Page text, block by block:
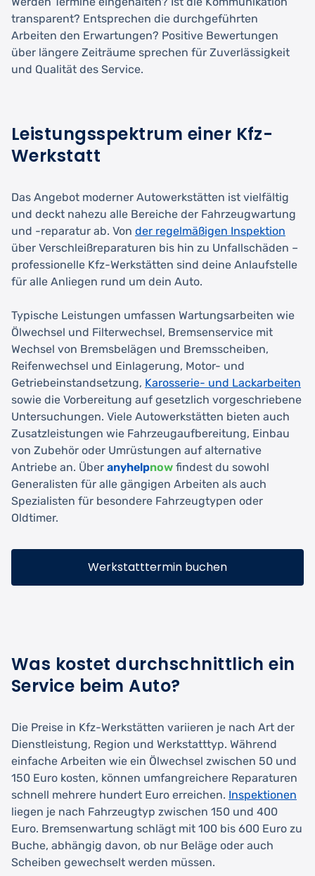
transparent? Entsprechen die durchgeführten
Arbeiten den Erwartungen? Positive Bewertungen
über längere Zeiträume sprechen für Zuverlässigkeit
und Qualität des Service.
Leistungsspektrum einer Kfz-
Werkstatt
Das Angebot moderner Autowerkstätten ist vielfältig
und deckt nahezu alle Bereiche der Fahrzeugwartung
und -reparatur ab. Von der regelmäßigen Inspektion
über Verschleißreparaturen bis hin zu Unfallschäden –
professionelle Kfz-Werkstätten sind deine Anlaufstelle
für alle Anliegen rund um dein Auto.
Typische Leistungen umfassen Wartungsarbeiten wie
Ölwechsel und Filterwechsel, Bremsenservice mit
Wechsel von Bremsbelägen und Bremsscheiben,
Reifenwechsel und Einlagerung, Motor- und
Getriebeinstandsetzung, Karosserie- und Lackarbeiten
sowie die Vorbereitung auf gesetzlich vorgeschriebene
Untersuchungen. Viele Autowerkstätten bieten auch
Zusatzleistungen wie Fahrzeugaufbereitung, Einbau
von Zubehör oder Umrüstungen auf alternative
Antriebe an. Über anyhelpnow findest du sowohl
Generalisten für alle gängigen Arbeiten als auch
Spezialisten für besondere Fahrzeugtypen oder
Oldtimer.
Werkstatttermin buchen
Was kostet durchschnittlich ein
Service beim Auto?
Die Preise in Kfz-Werkstätten variieren je nach Art der
Dienstleistung, Region und Werkstatttyp. Während
einfache Arbeiten wie ein Ölwechsel zwischen 50 und
150 Euro kosten, können umfangreichere Reparaturen
schnell mehrere hundert Euro erreichen. Inspektionen
liegen je nach Fahrzeugtyp zwischen 150 und 400
Euro. Bremsenwartung schlägt mit 100 bis 600 Euro zu
Buche, abhängig davon, ob nur Beläge oder auch
Scheiben gewechselt werden müssen.